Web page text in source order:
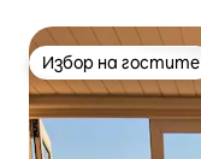
Избор на гостите
Избор на гостите